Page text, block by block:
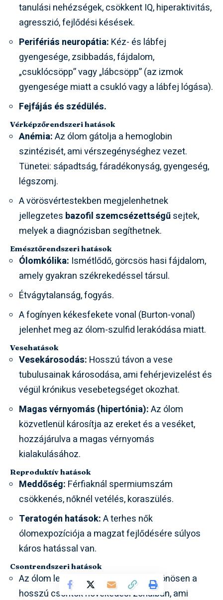
tanulási nehézségek, csökkent IQ, hiperaktivitás,
agresszió, fejlődési késések.
Perifériás neuropátia: Kéz- és lábfej
gyengesége, zsibbadás, fájdalom,
„csuklócsöpp” vagy „lábcsöpp” (az izmok
gyengesége miatt a csukló vagy a lábfej lógása).
Fejfájás és szédülés.
Vérképzőrendszeri hatások
Anémia:Az ólom gátolja a hemoglobin
szintézisét, ami vérszegénységhez vezet.
Tünetei: sápadtság, fáradékonyság, gyengeség,
légszomj.
A vörösvértestekben megjelenhetnek
jellegzetes bazofil szemcsézettségűsejtek,
melyek a diagnózisban segíthetnek.
Emésztőrendszeri hatások
Ólomkólika: Ismétlődő, görcsös hasi fájdalom,
amely gyakran székrekedéssel társul.
Étvágytalanság, fogyás.
A fogínyen kékesfekete vonal (Burton-vonal)
jelenhet meg az ólom-szulfid lerakódása miatt.
Vesehatások
Vesekárosodás: Hosszú távon a vese
tubulusainak károsodása, ami fehérjevizelést és
végül krónikus vesebetegséget okozhat.
Magas vérnyomás (hipertónia):Az ólom
közvetlenül károsítja az ereket és a veséket,
hozzájárulva a magas vérnyomás
kialakulásához.
Reproduktív hatások
Meddőség: Férfiaknál spermiumszám
csökkenés, nőknél vetélés, koraszülés.
Teratogén hatások:A terhes nők
ólomexpozíciója a magzat fejlődésére súlyos
káros hatással van.
Csontrendszeri hatások
Az ólom lerakódik a csontokban, különösen a
hosszú csontok növekedési zónáiban, ami